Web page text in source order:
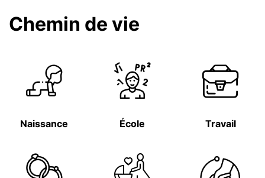
Chemin de vie
Naissance École Travail